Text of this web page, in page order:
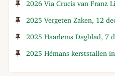
2026 Via Crucis van Franz
2025 Vergeten Zaken, 12
2025 Haarlems Dagblad, 7
2025 Hémans kerststallen